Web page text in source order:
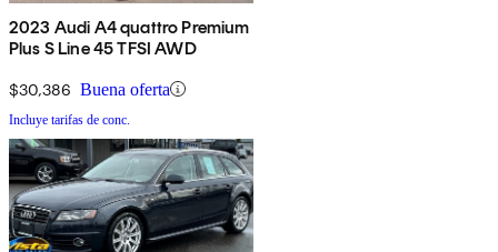
2023 Audi A4 quattro Premium
Plus S Line 45 TFSI AWD
$30,386 Buena oferta
Incluye tarifas de conc.